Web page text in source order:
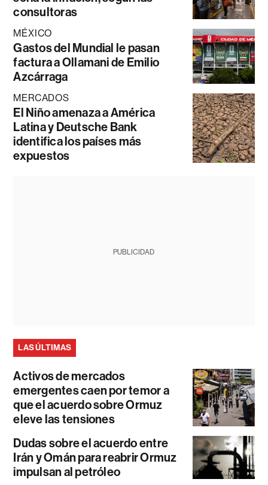
consultoras
MÉXICO
Gastos del Mundial le pasan
factura a Ollamani de Emilio
Azcárraga
MERCADOS
El Niño amenaza a América
Latina y Deutsche Bank
identifica los países más
expuestos
PUBLICIDAD
LAS ÚLTIMAS
Activos de mercados
emergentes caen por temor a
que el acuerdo sobre Ormuz
eleve las tensiones
Dudas sobre el acuerdo entre
Irán y Omán para reabrir Ormuz
impulsan al petróleo